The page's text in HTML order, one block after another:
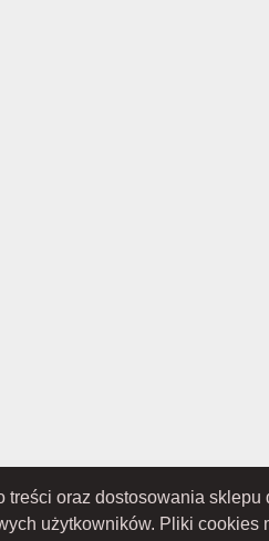
oraz dostosowania
użytkowników. Pliki cookies
Nowym Sączu (adres siedziby i adres do
przechowywana jest dokumentacja
10 050 000 zł, w całości opłacony; NIP: